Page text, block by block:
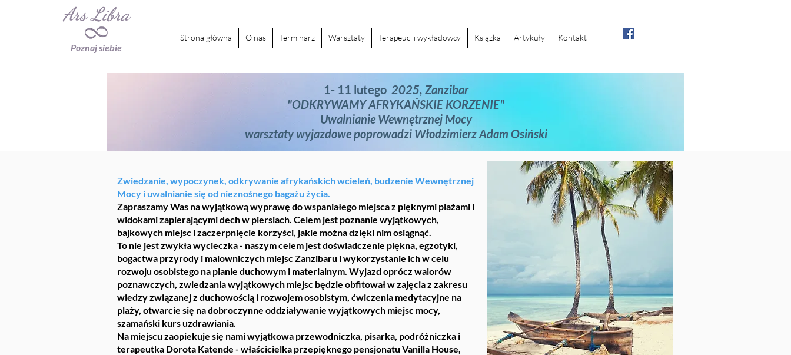
Ars Libra
Poznaj siebie
Strona główna O nas Terminarz Warsztaty Terapeuci i wykładowcy Książka Artykuły Kontakt
1- 11 lutego 2025, Zanzibar
"ODKRYWAMY AFRYKAŃSKIE KORZENIE"
Uwalnianie Wewnętrznej Mocy
warsztaty wyjazdowe poprowadzi Włodzimierz Adam Osiński
Zwiedzanie, wypoczynek, odkrywanie afrykańskich wcieleń, budzenie Wewnętrznej
Mocy i uwalnianie się od nieznośnego bagażu życia.
Zapraszamy Was na wyjątkową wyprawę do wspaniałego miejsca z pięknymi plażami i
widokami zapierającymi dech w piersiach. Celem jest poznanie wyjątkowych,
bajkowych miejsc i zaczerpnięcie korzyści, jakie można dzięki nim osiągnąć.
To nie jest zwykła wycieczka - naszym celem jest doświadczenie piękna, egzotyki,
bogactwa przyrody i malowniczych miejsc Zanzibaru i wykorzystanie ich w celu
rozwoju osobistego na planie duchowym i materialnym. Wyjazd oprócz walorów
poznawczych, zwiedzania wyjątkowych miejsc będzie obfitował w zajęcia z zakresu
wiedzy związanej z duchowością i rozwojem osobistym, ćwiczenia medytacyjne na
plaży, otwarcie się na dobroczynne oddziaływanie wyjątkowych miejsc mocy,
szamański kurs uzdrawiania.
Na miejscu zaopiekuje się nami wyjątkowa przewodniczka, pisarka, podróżniczka i
terapeutka Dorota Katende - właścicielka przepięknego pensjonatu Vanilla House,